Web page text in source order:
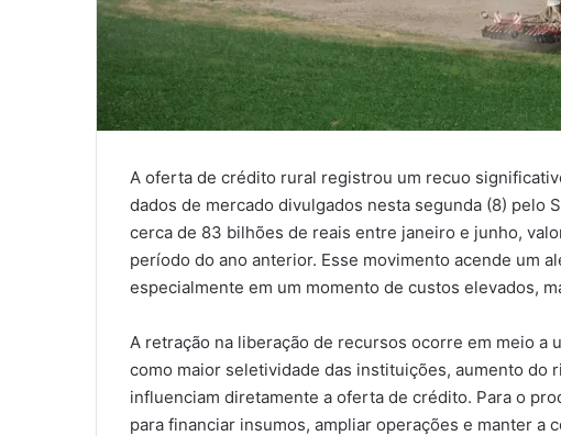
A oferta de crédito rural registrou um recuo
dados de mercado divulgados nesta segunda (8) pelo
cerca de 83 bilhões de reais entre janeiro e junho,
período do ano anterior. Esse movimento acende um
especialmente em um momento de custos elevados,
A retração na liberação de recursos ocorre em meio a
como maior seletividade das instituições, aumento do
influenciam diretamente a oferta de crédito. Para o
para financiar insumos, ampliar operações e manter a